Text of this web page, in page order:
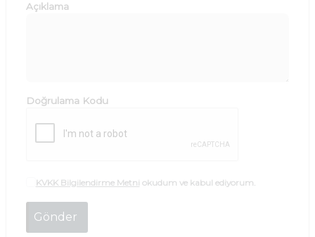
Açıklama
Doğrulama Kodu
KVKK Bilgilendirme Metni okudum ve kabul ediyorum.